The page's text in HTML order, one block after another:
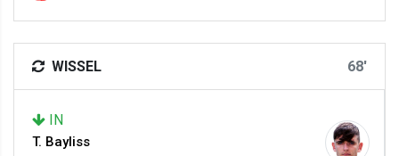
WISSEL 68'
IN
T. Bayliss